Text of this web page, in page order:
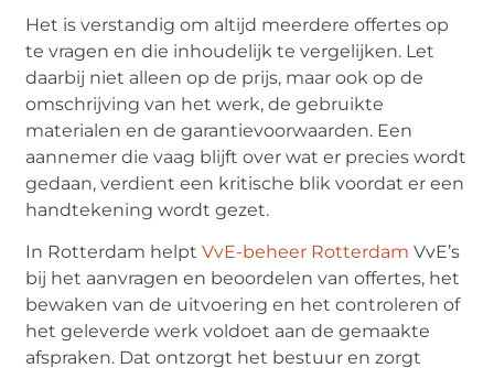
Het is verstandig om altijd meerdere offertes op
te vragen en die inhoudelijk te vergelijken. Let
daarbij niet alleen op de prijs, maar ook op de
omschrijving van het werk, de gebruikte
materialen en de garantievoorwaarden. Een
aannemer die vaag blijft over wat er precies wordt
gedaan, verdient een kritische blik voordat er een
handtekening wordt gezet.
In Rotterdam helpt VvE-beheer Rotterdam VvE’s
bij het aanvragen en beoordelen van offertes, het
bewaken van de uitvoering en het controleren of
het geleverde werk voldoet aan de gemaakte
afspraken. Dat ontzorgt het bestuur en zorgt